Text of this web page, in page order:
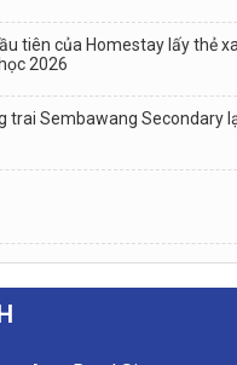
tiên của Homestay lấy thẻ
2026
trai Sembawang Secondary